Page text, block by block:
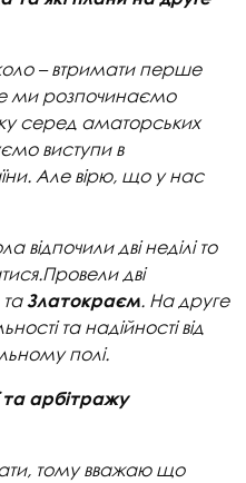
– втримати перше
ми розпочинаємо
серед аматорських
виступи в
Але вірю, що у нас
відпочили дві неділі то
дві
таЗлатокраєм. На друге
та надійності від
полі.
та арбітражу
тому вважаю що